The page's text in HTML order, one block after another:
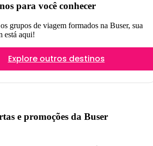
para você conhecer
grupos de viagem formados na Buser, sua
está aqui!
Explore outros destinos
e promoções da Buser